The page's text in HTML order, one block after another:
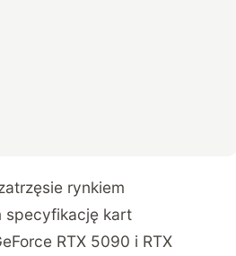
rynkiem
specyfikację kart
RTX 5090 i RTX